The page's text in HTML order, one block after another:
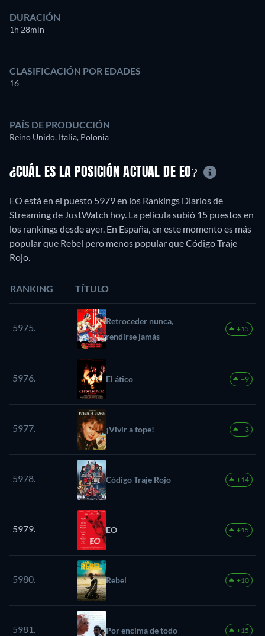
DURACIÓN
1h 28min
CLASIFICACIÓN POR EDADES
16
PAÍS DE PRODUCCIÓN
Reino Unido, Italia, Polonia
¿CUÁL ES LA POSICIÓN ACTUAL DE EO?
EO está en el puesto 5979 en los Rankings Diarios de
Streaming de JustWatch hoy. La película subió 15 puestos en
los rankings desde ayer. En España, en este momento es más
popular que Rebel pero menos popular que Código Traje
Rojo.
RANKING TÍTULO
5975.
Retroceder nunca,
rendirse jamás
+15
5976. El ático +9
5977. ¡Vivir a tope! +3
5978. Código Traje Rojo +14
5979. EO +15
5980. Rebel +10
5981. Por encima de todo +15